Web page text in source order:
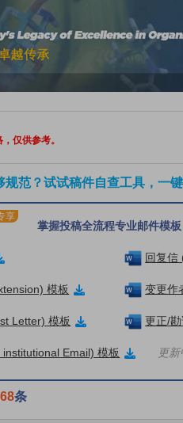
仅供参考。
范？试试稿件自查工具，一
享
掌握投稿全流程专业邮件模
回复信
模板 变更作
Letter) 模板 更正/
Email) 模板 更
条